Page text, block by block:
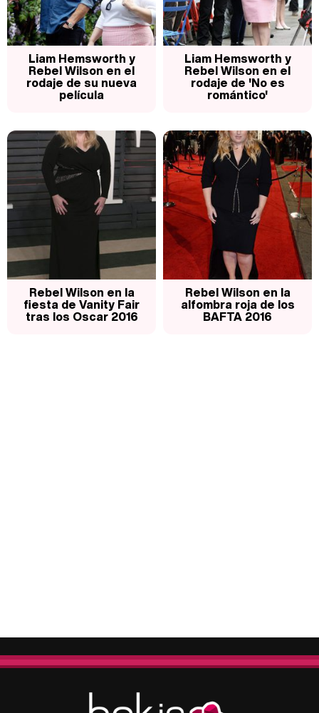
Liam Hemsworth y
Rebel Wilson en el
rodaje de su nueva
película
Liam Hemsworth y
Rebel Wilson en el
rodaje de 'No es
romántico'
Rebel Wilson en la
fiesta de Vanity Fair
tras los Oscar 2016
Rebel Wilson en la
alfombra roja de los
BAFTA 2016